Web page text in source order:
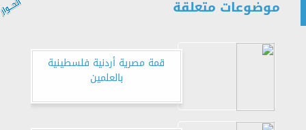
موضوعات متعلقة
قمة مصرية أردنية فلسطينية
بالعلمين